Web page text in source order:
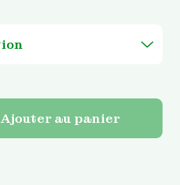
Ajouter au panier